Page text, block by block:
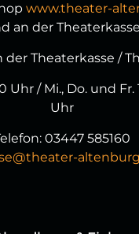
www.theater-
an der Theaterkasse
Theaterkasse /
Uhr / Mi., Do. und Fr.
Uhr
03447 585160